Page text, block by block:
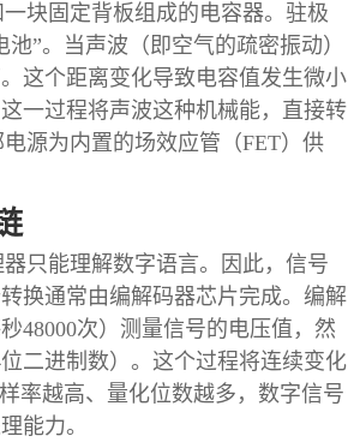
块固定背板组成的电容器。驻极
”。当声波（即空气的疏密振动）
这个距离变化导致电容值发生微小
一过程将声波这种机械能，直接转
源为内置的场效应管（FET）供
只能理解数字语言。因此，信号
换通常由编解码器芯片完成。编解
48000次）测量信号的电压值，然
二进制数）。这个过程将连续变化
率越高、量化位数越多，数字信号
能力。